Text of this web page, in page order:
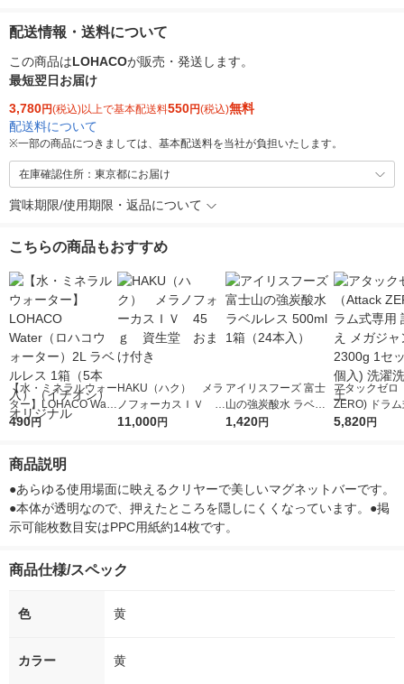
配送情報・送料について
この商品はLOHACOが販売・発送します。
最短翌日お届け
3,780円(税込)以上で基本配送料550円(税込)無料
配送料について
※一部の商品につきましては、基本配送料を当社が負担いたします。
在庫確認住所：東京都にお届け
賞味期限/使用期限・返品について
こちらの商品もおすすめ
【水・ミネラルウォー
ター】LOHACO Wate
r（ロハコウォータ
シ） オリジナル
490円
HAKU（ハク） メラ
ノフォーカスＩＶ 4
5ｇ 資生堂 おまけ
11,000円
アイリスフーズ 富士
山の強炭酸水 ラベル
レス 500ml 1箱（24
1,420円
アタックゼロ
ZERO) ドラ
詰め替え メガ
5,820円
商品説明
●あらゆる使用場面に映えるクリヤーで美しいマグネットバーです。
●本体が透明なので、押えたところを隠しにくくなっています。●掲
示可能枚数目安はPPC用紙約14枚です。
商品仕様/スペック
色 黄
カラー 黄